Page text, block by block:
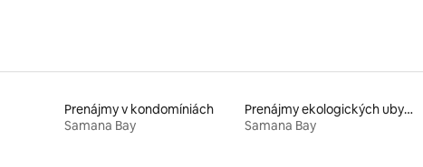
Prenájmy v kondomíniách
Samana Bay
Prenájmy ekologických ubytovaní v prírode
Samana Bay